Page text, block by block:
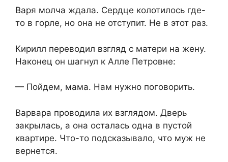
Варя молча ждала. Сердце колотилось где-
то в горле, но она не отступит. Не в этот раз.
Кирилл переводил взгляд с матери на жену.
Наконец он шагнул к Алле Петровне:
— Пойдем, мама. Нам нужно поговорить.
Варвара проводила их взглядом. Дверь
закрылась, а она осталась одна в пустой
квартире. Что-то подсказывало, что муж не
вернется.